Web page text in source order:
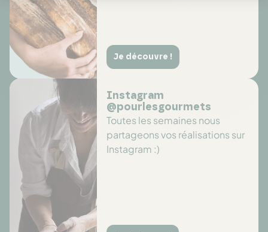
Je découvre !
Instagram
@pourlesgourmets
Toutes les semaines nous
partageons vos réalisations sur
Instagram :)